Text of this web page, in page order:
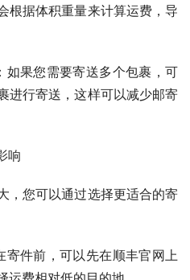
根据体积重量来计算运费，导
如果您需要寄送多个包裹，可
进行寄送，这样可以减少邮寄
响
，您可以通过选择更适合的寄
寄件前，可以先在顺丰官网上